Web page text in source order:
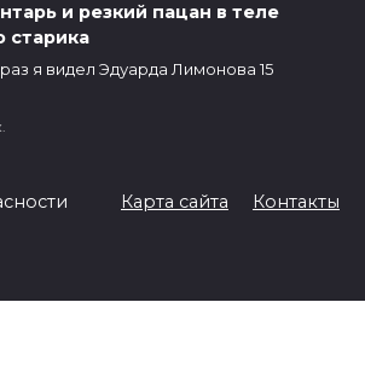
и резкий пацан в теле
старика
я видел Эдуарда Лимонова 15
Карта сайта
Контакты